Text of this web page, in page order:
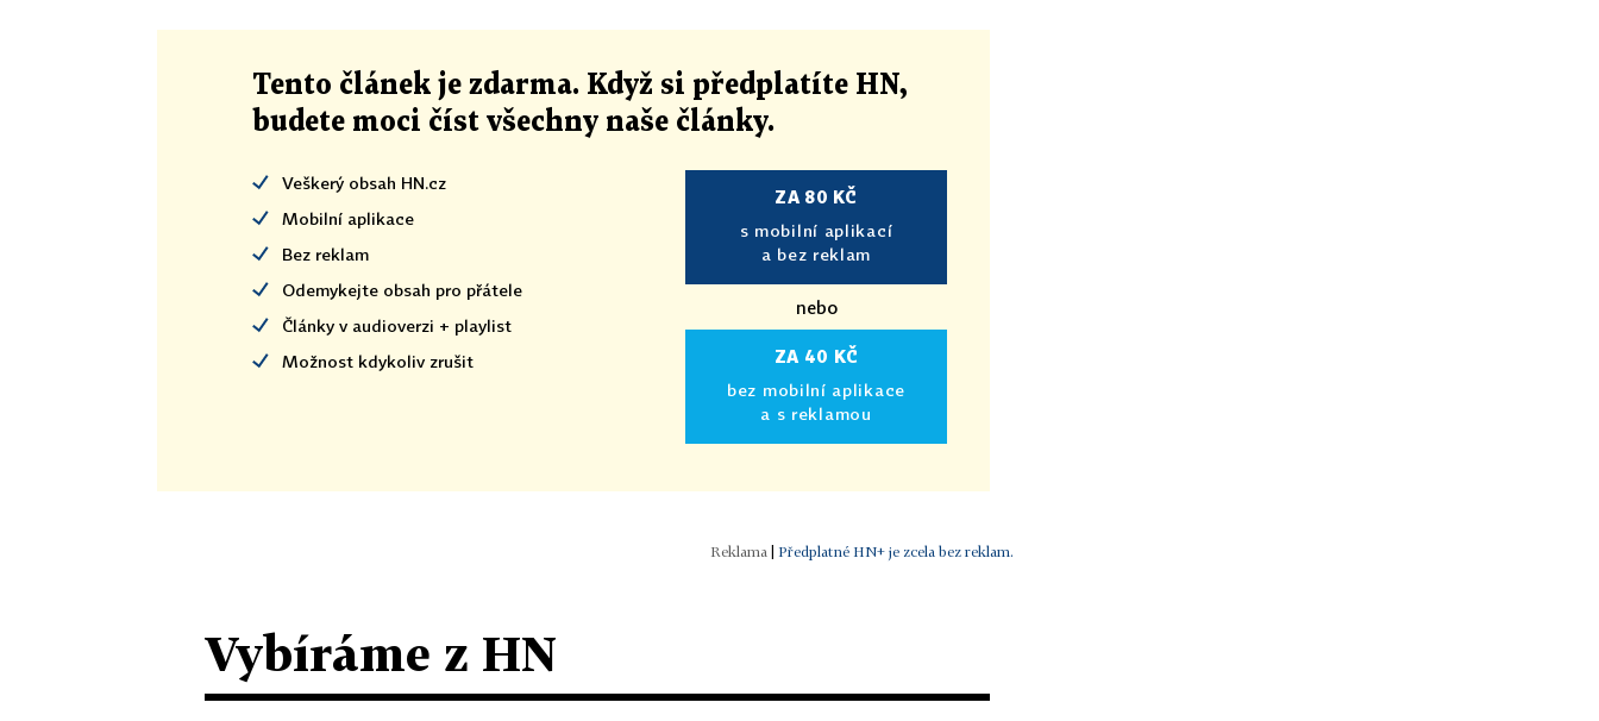
Tento článek je zdarma. Když si předplatíte HN,
budete moci číst všechny naše články.
Veškerý obsah HN.cz
Mobilní aplikace
Bez reklam
Odemykejte obsah pro přátele
Články v audioverzi + playlist
Možnost kdykoliv zrušit
ZA 80 KČ
s mobilní aplikací
a bez reklam
nebo
ZA 40 KČ
bez mobilní aplikace
a s reklamou
Předplatné HN+ je zcela bez reklam.
Vybíráme z HN